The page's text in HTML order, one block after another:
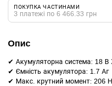
ПОКУПКА ЧАСТИНАМИ
3 платежі по 6 466.33 грн
Опис
✔ Акумуляторна система: 18 В
✔ Ємність акумулятора: 1.7 Аг
✔ Макс. крутний момент: 206